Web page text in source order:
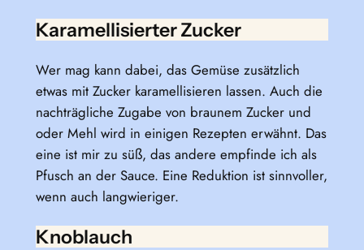
Karamellisierter Zucker
Wer mag kann dabei, das Gemüse zusätzlich
etwas mit Zucker karamellisieren lassen. Auch die
nachträgliche Zugabe von braunem Zucker und
oder Mehl wird in einigen Rezepten erwähnt. Das
eine ist mir zu süß, das andere empfinde ich als
Pfusch an der Sauce. Eine Reduktion ist sinnvoller,
wenn auch langwieriger.
Knoblauch